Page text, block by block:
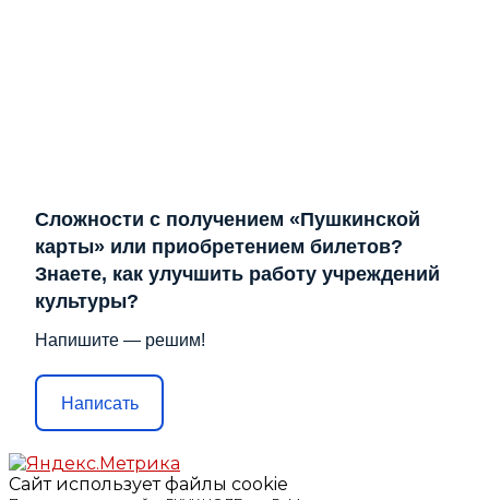
Сложности с получением «Пушкинской
карты» или приобретением билетов?
Знаете, как улучшить работу учреждений
культуры?
Напишите — решим!
Написать
Сайт использует файлы cookie